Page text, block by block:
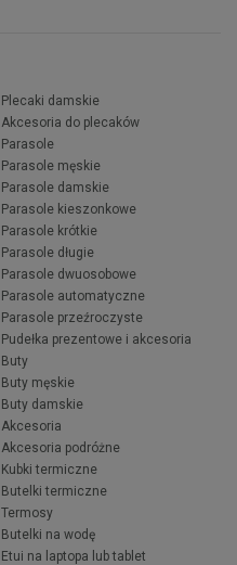
Plecaki damskie
Akcesoria do plecaków
Parasole
Parasole męskie
Parasole damskie
Parasole kieszonkowe
Parasole krótkie
Parasole długie
Parasole dwuosobowe
Parasole automatyczne
Parasole przeźroczyste
Pudełka prezentowe i akcesoria
Buty
Buty męskie
Buty damskie
Akcesoria
Akcesoria podróżne
Kubki termiczne
Butelki termiczne
Termosy
Butelki na wodę
Etui na laptopa lub tablet